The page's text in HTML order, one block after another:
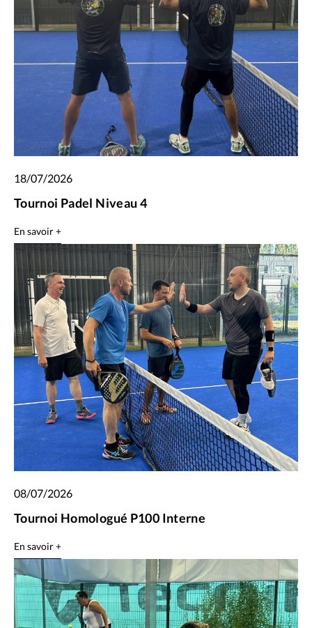
18/07/2026
Tournoi Padel Niveau 4
En savoir +
08/07/2026
Tournoi Homologué P100 Interne
En savoir +